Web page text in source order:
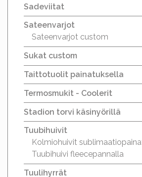
Sadeviitat
Sateenvarjot
Sateenvarjot custom
Sukat custom
Taittotuolit painatuksella
Termosmukit - Coolerit
Stadion torvi käsinyörillä
Tuubihuivit
Kolmiohuivit
Tuubihuivi fleecepannalla
Tuulihyrrät